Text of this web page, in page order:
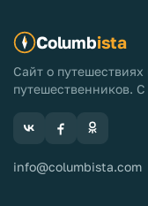
Columbista
Сайт о путешествиях
путешественников. С
info@columbista.com